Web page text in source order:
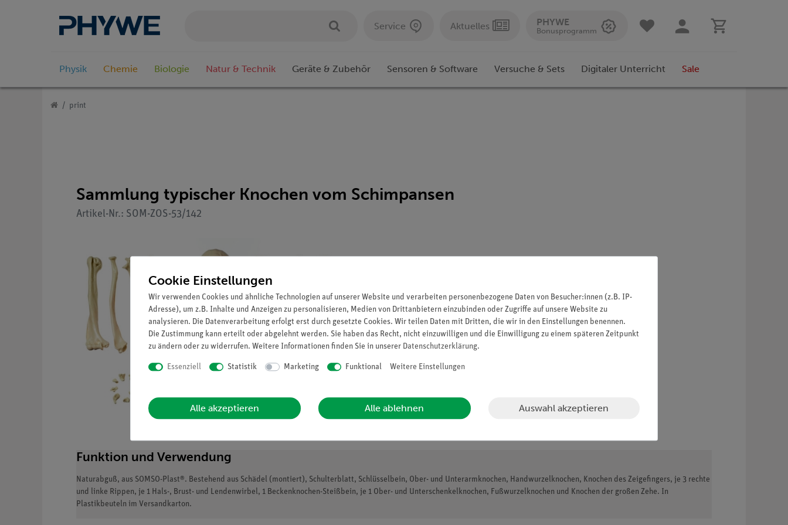
Service Aktuelles PHYWE
Bonusprogramm
Physik Chemie Biologie Natur & Technik Geräte & Zubehör Sensoren & Software Versuche & Sets Digitaler Unterricht Sale
print
Sammlung typischer Knochen vom Schimpansen
Artikel-Nr.: SOM-ZOS-53/142
Funktion und Verwendung
Naturabguß, aus SOMSO-Plast®. Bestehend aus Schädel (montiert), Schulterblatt, Schlüsselbein, Ober- und Unterarmknochen, Handwurzelknochen, Knochen des Zeigefingers, je 3 rechte
und linke Rippen, je 1 Hals-, Brust- und Lendenwirbel, 1 Beckenknochen-Steißbein, je 1 Ober- und Unterschenkelknochen, Fußwurzelknochen und Knochen der großen Zehe. In
Plastikbeuteln im Versandkarton.
Cookie Einstellungen
Wir verwenden Cookies und ähnliche Technologien auf unserer Website und verarbeiten personenbezogene Daten von Besucher:innen (z.B. IP-
Adresse), um z.B. Inhalte und Anzeigen zu personalisieren, Medien von Drittanbietern einzubinden oder Zugriffe auf unsere Website zu
analysieren. Die Datenverarbeitung erfolgt erst durch gesetzte Cookies. Wir teilen Daten mit Dritten, die wir in den Einstellungen benennen.
Die Zustimmung kann erteilt oder abgelehnt werden. Sie haben das Recht, nicht einzuwilligen und die Einwilligung zu einem späteren Zeitpunkt
zu ändern oder zu widerrufen. Weitere Informationen finden Sie in unserer Daten­schutz­erklärung.
Essenziell Statistik Marketing Funktional Weitere Einstellungen
Alle akzeptieren Alle ablehnen Auswahl akzeptieren